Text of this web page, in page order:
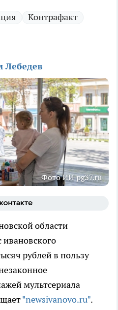
Контрафакт
Лебедев
Фото ИИ pg37.ru
области
ивановского
рублей в пользу
мультсериала
"newsivanovo.ru".